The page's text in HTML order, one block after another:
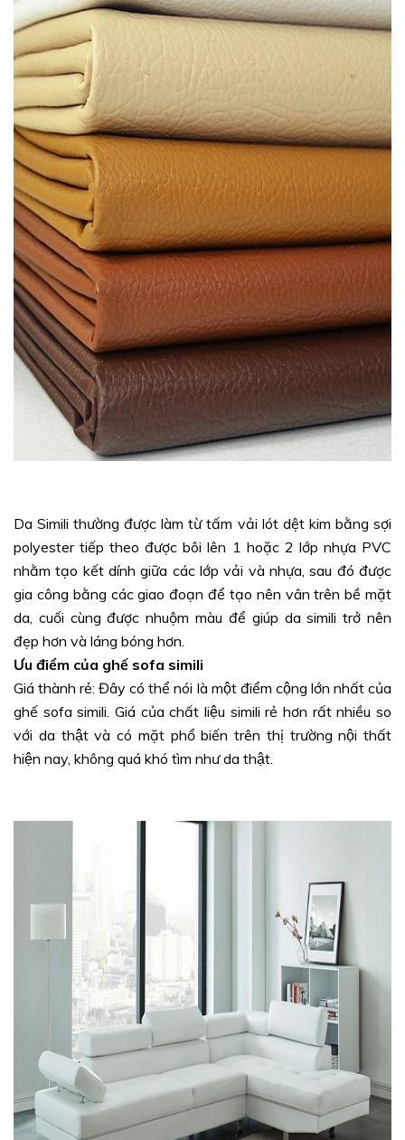
Da Simili thường được làm từ tấm vải lót dệt kim bằng sợi
polyester tiếp theo được bôi lên 1 hoặc 2 lớp nhựa PVC
nhằm tạo kết dính giữa các lớp vải và nhựa, sau đó được
gia công bằng các giao đoạn để tạo nên vân trên bề mặt
da, cuối cùng được nhuộm màu để giúp da simili trở nên
đẹp hơn và láng bóng hơn.
Ưu điểm của ghế sofa simili
Giá thành rẻ: Đây có thể nói là một điểm cộng lớn nhất của
ghế sofa simili. Giá của chất liệu simili rẻ hơn rất nhiều so
với da thật và có mặt phổ biến trên thị trường nội thất
hiện nay, không quá khó tìm như da thật.